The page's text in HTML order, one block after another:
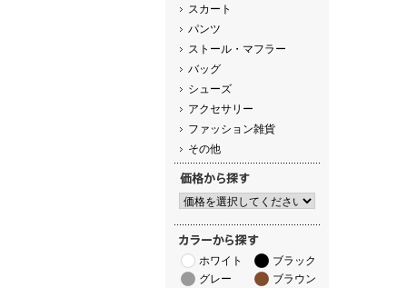
スカート
パンツ
ストール・マフラー
バッグ
シューズ
アクセサリー
ファッション雑貨
その他
ホワイト
ブラック
グレー
ブラウン